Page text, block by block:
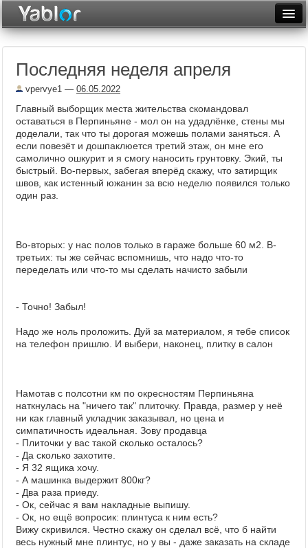
Неделя
Рейтинги
Архив
Фототоп
Последняя неделя апреля
vpervye1 — 06.05.2022
Главный выборщик места жительства скомандовал
оставаться в Перпиньяне - мол он на удадлёнке, стены мы
доделали, так что ты дорогая можешь полами заняться. А
если повезёт и дошпаклюется третий этаж, он мне его
самолично ошкурит и я смогу наносить грунтовку. Экий, ты
быстрый. Во-первых, забегая вперёд скажу, что затирщик
швов, как истенный южанин за всю неделю появился только
один раз.
Во-вторых: у нас полов только в гараже больше 60 м2. В-
третьих: ты же сейчас вспомнишь, что надо что-то
переделать или что-то мы сделать начисто забыли
- Точно! Забыл!
Надо же ноль проложить. Дуй за материалом, я тебе список
на телефон пришлю. И выбери, наконец, плитку в салон
Намотав с полсотни км по окресностям Перпиньяна
наткнулась на "ничего так" плиточку. Правда, размер у неё
ни как главный укладчик заказывал, но цена и
симпатичность идеальная. Зову продавца
- Плиточки у вас такой сколько осталось?
- Да сколько захотите.
- Я 32 ящика хочу.
- А машинка выдержит 800кг?
- Два раза приеду.
- Ок, сейчас я вам накладные выпишу.
- Ок, но ещё вопросик: плинтуса к ним есть?
Вижу скривился. Честно скажу он сделал всё, что б найти
весь нужный мне плинтус, но у вы - даже заказать на складе